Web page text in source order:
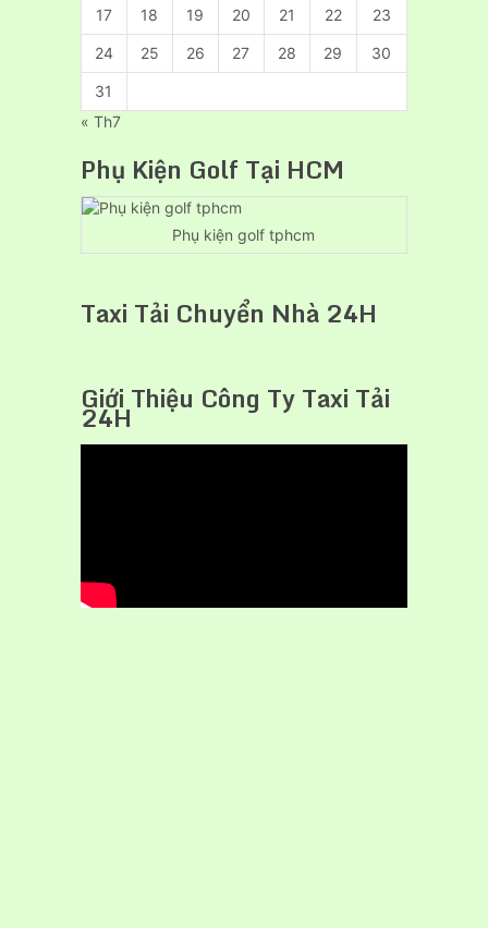
17 18 19 20 21 22 23
24 25 26 27 28 29 30
31
« Th7
Phụ Kiện Golf Tại HCM
Phụ kiện golf tphcm
Taxi Tải Chuyển Nhà 24H
Giới Thiệu Công Ty Taxi Tải
24H